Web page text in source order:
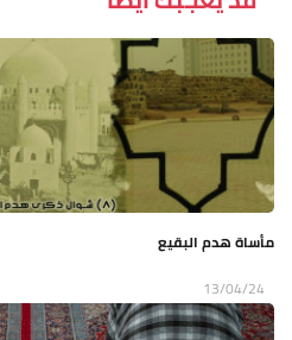
مأساة هدم البقيع
13/04/24